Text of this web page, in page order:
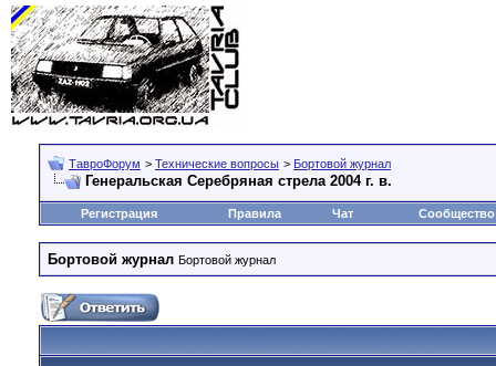
ТавроФорум > Технические вопросы > Бортовой журнал
Генеральская Серебряная стрела 2004 г. в.
Регистрация Правила Чат Сообщество
Бортовой журнал Бортовой журнал